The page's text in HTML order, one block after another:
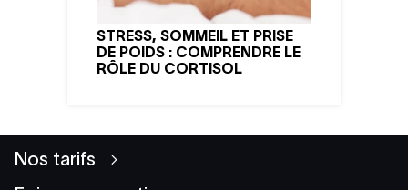
STRESS, SOMMEIL ET PRISE
DE POIDS : COMPRENDRE LE
RÔLE DU CORTISOL
Nos tarifs